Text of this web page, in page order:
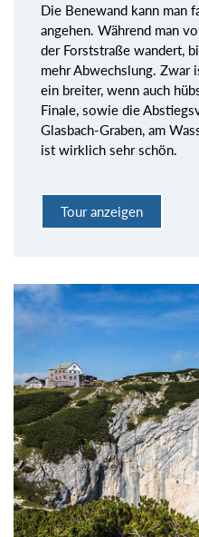
Die Benewand kann man
angehen. Während man
der Forststraße wandert,
mehr Abwechslung. Zwar
ein breiter, wenn auch
Finale, sowie die
Glasbach-Graben, am
ist wirklich sehr schön.
Tour anzeigen